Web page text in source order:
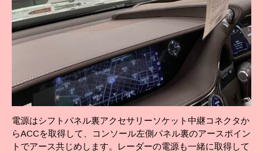
電源はシフトパネル裏アクセサリーソケット中継コネクタか
らACCを取得して、コンソール左側パネル裏のアースポイン
トでアース共じめします。レーダーの電源も一緒に取得して